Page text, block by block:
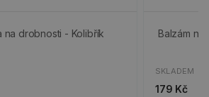
na drobnosti - Kolibřík Balzám na
SKLADEM
179 Kč